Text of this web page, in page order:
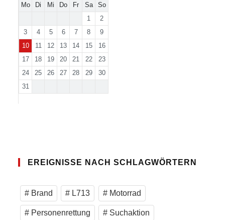
Mo Di Mi Do Fr Sa
So
1
2
3
4 5 6 7 8
9
10
11 12 13 14 15
16
17
18 19 20 21 22
23
24
25 26 27 28 29
30
31
EREIGNISSE NACH SCHLAGWÖRTERN
Brand L713 Motorrad
Personenrettung Suchaktion